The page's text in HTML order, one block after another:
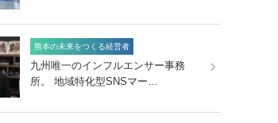
熊本の未来をつくる経営者
九州唯一のインフルエンサー事務
所。 地域特化型SNSマー…